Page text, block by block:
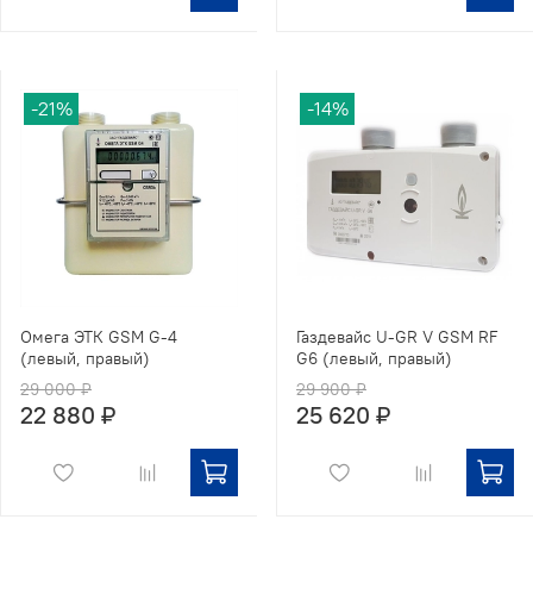
-21%
Омега ЭТК GSM G-4
(левый, правый)
29 000 ₽
22 880 ₽
-14%
Газдевайс U-GR V GSM RF
G6 (левый, правый)
29 900 ₽
25 620 ₽